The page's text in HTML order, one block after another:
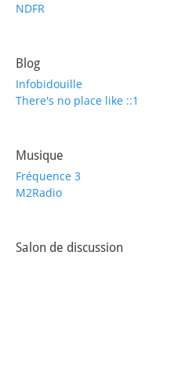
NDFR
Blog
Infobidouille
There's no place like ::1
Musique
Fréquence 3
M2Radio
Salon de discussion